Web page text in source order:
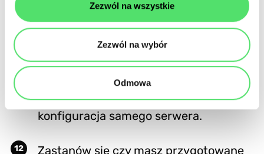
Zezwól na wszystkie
Zezwól na wybór
Odmowa
mailingu obsługowo-transakcyjnego.
Aby wiadomości wygenerowane przez
Twoją stronę nie wpadały do folderu
odpowiedniego dostawcy i umiejętna
konfiguracja samego serwera.
Zastanów się czy masz przygotowane